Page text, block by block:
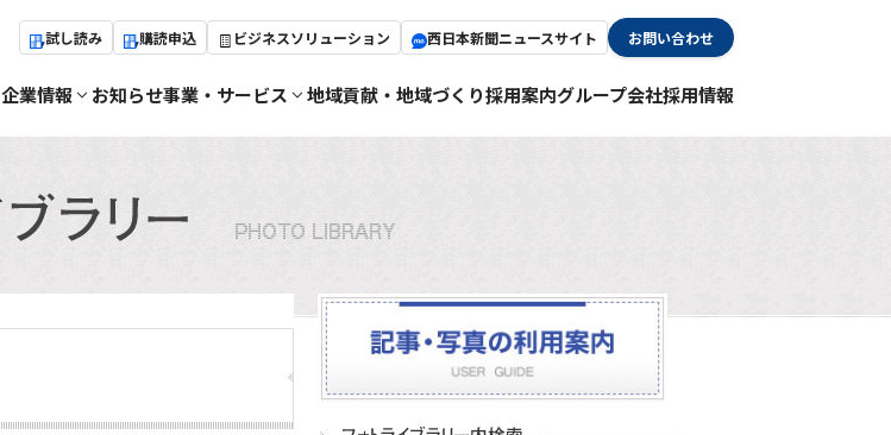
試し読み 購読申込 ビジネスソリューション 西日本新聞ニュースサイト お問い合わせ
企業情報 お知らせ事業・サービス 地域貢献・地域づくり採用案内グループ会社採用情報